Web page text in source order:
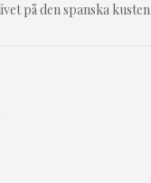
på den spanska kusten